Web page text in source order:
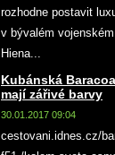
rozhodne postavit
v bývalém
Hiena...
Kubánská
mají zářivé barvy
30.01.2017 09:04
cestovani.idnes.cz/